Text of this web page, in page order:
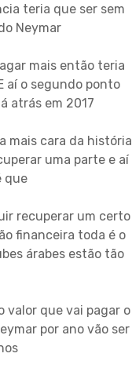
teria que ser sem
Neymar
mais então teria
aí o segundo ponto
atrás em 2017
mais cara da história
uma parte e aí
que
recuperar um certo
financeira toda é o
árabes estão tão
valor que vai pagar o
por ano vão ser